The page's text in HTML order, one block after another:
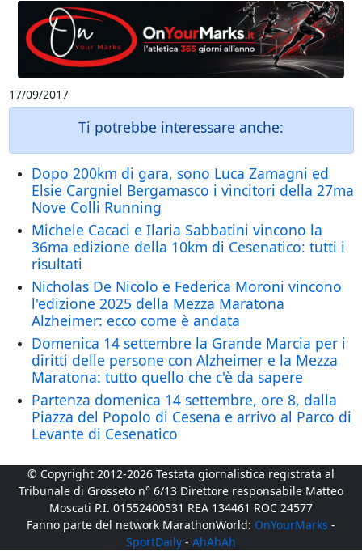
17/09/2017
Ti potrebbe interessare anche:
Dopo 200km di gara, sono Luca Zamagni ed
Elsie Cargniel Bergamasco i vincitori della 27ma
Nove Colli Running
Michele Cacaci e Ilaria Sabbatini vincono la
36ma edizione della 10km di Cesenatico: tutti i
risultati
Nicholas De Nicolo e Federica Moroni vincono
l'edizione 2025 della Mezza Maratona
Alzheimer: ecco come è andata
Domenica 14 settembre la Grande Marcia per i
diritti delle persone con Alzheimer e la Mezza
Maratona: tutto quello che c'è da sapere
Partenza domenica 14 settembre, ore 8, dalla
Piazza del Popolo di Cesena e arrivo al Parco di
Levante di Cesenatico
© Copyright 2012-2026 Testata giornalistica registrata al
Tribunale di Grosseto n° 6/13 Direttore responsabile Matteo
Moscati P.I. 01552400531 REA 134461 ROC 24577
Fanno parte del network MarathonWorld: OnYourMarks -
SportDaily - AhAhAh